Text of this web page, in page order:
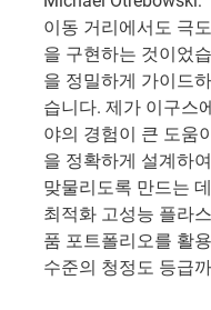
이동 거리에서도 극
을 구현하는 것이었
을 정밀하게 가이드
습니다. 제가 이구스
야의 경험이 큰 도움
을 정확하게 설계하
맞물리도록 만드는
최적화 고성능 플라
품 포트폴리오를 활
수준의 청정도 등급